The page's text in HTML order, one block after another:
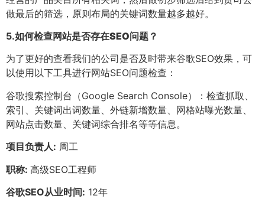
做最后的筛选，原则布局的关键词数量越多越好。
5.如何检查网站是否存在SEO问题？
为了更好的查看我们的公司是否及时带来谷歌SEO效果，可
以使用以下工具进行网站SEO问题检查：
谷歌搜索控制台（Google Search Console）：检查抓取、
索引、关键词出词数量、外链新增数量、网格站曝光数量、
网站点击数量、关键词综合排名等等信息。
项目负责人: 周工
职称: 高级SEO工程师
谷歌SEO从业时间: 12年